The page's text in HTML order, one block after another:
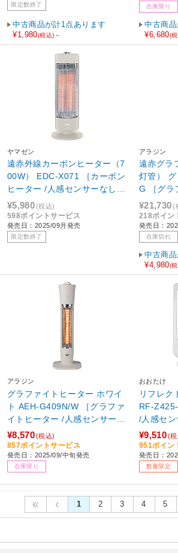
限定数終了
中古商品が計1点あります
¥1,980(税込)～
在庫限り
中古商
¥6,680(
ヤマゼン
遠赤外線カーボンヒーター（7
00W） EDC-X071 ［カーボン
ヒーター /人感センサーなし /
首振り機能］
¥5,980(税込)
598ポイントサービス
発売日：2025/09月発売
限定数終了
アラジン
遠赤グラ
灯管） グリーン CAH-1G9D-
G ［グラ
感センサ
¥21,730(
218ポイン
発売日：
在庫切れ
中古商
¥4,980(
アラジン
グラファイトヒーター ホワイ
ト AEH-G409N/W ［グラファ
イトヒーター /人感センサーな
し］
¥8,570(税込)
857ポイントサービス
発売日：2025/09/中旬発売
在庫限り
おおたけ
リフレクトヒ
RF-
/人感セン
能］ 【
¥9,510(税
951ポイン
発売日：
数量限定
1 2 3 4 5